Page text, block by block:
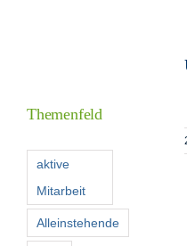
Themenfeld
aktive
Mitarbeit
Alleinstehende